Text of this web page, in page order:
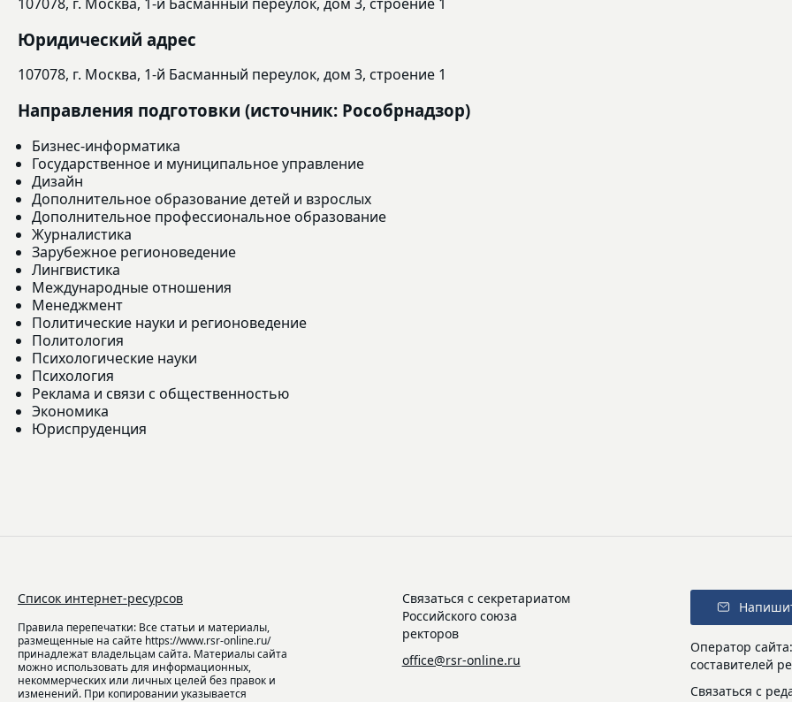
Юридический адрес
107078, г. Москва, 1-й Басманный переулок, дом 3, строение 1
Направления подготовки (источник: Рособрнадзор)
Бизнес-информатика
Государственное и муниципальное управление
Дизайн
Дополнительное образование детей и взрослых
Дополнительное профессиональное образование
Журналистика
Зарубежное регионоведение
Лингвистика
Международные отношения
Менеджмент
Политические науки и регионоведение
Политология
Психологические науки
Психология
Реклама и связи с общественностью
Экономика
Юриспруденция
Список интернет-ресурсов
Правила перепечатки: Все статьи и материалы,
размещенные на сайте https://www.rsr-online.ru/
принадлежат владельцам сайта. Материалы сайта
можно использовать для информационных,
некоммерческих или личных целей без правок и
изменений. При копировании указывается
Связаться с секретариатом
Российского союза
ректоров
office@rsr-online.ru
Оператор
составителей
Связаться с